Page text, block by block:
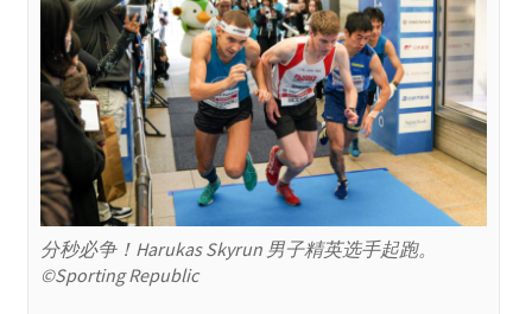
分秒必争！Harukas Skyrun 男子精英选手起跑。
©Sporting Republic